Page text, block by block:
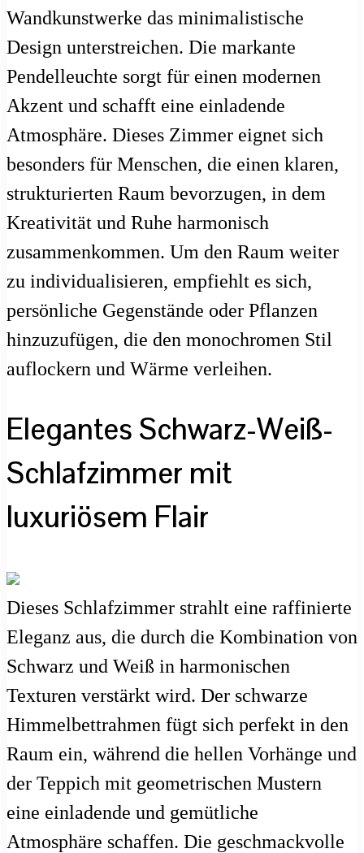
Wandkunstwerke das minimalistische
Design unterstreichen. Die markante
Pendelleuchte sorgt für einen modernen
Akzent und schafft eine einladende
Atmosphäre. Dieses Zimmer eignet sich
besonders für Menschen, die einen klaren,
strukturierten Raum bevorzugen, in dem
Kreativität und Ruhe harmonisch
zusammenkommen. Um den Raum weiter
zu individualisieren, empfiehlt es sich,
persönliche Gegenstände oder Pflanzen
hinzuzufügen, die den monochromen Stil
auflockern und Wärme verleihen.
Elegantes Schwarz-Weiß-
Schlafzimmer mit
luxuriösem Flair
Dieses Schlafzimmer strahlt eine raffinierte
Eleganz aus, die durch die Kombination von
Schwarz und Weiß in harmonischen
Texturen verstärkt wird. Der schwarze
Himmelbettrahmen fügt sich perfekt in den
Raum ein, während die hellen Vorhänge und
der Teppich mit geometrischen Mustern
eine einladende und gemütliche
Atmosphäre schaffen. Die geschmackvolle